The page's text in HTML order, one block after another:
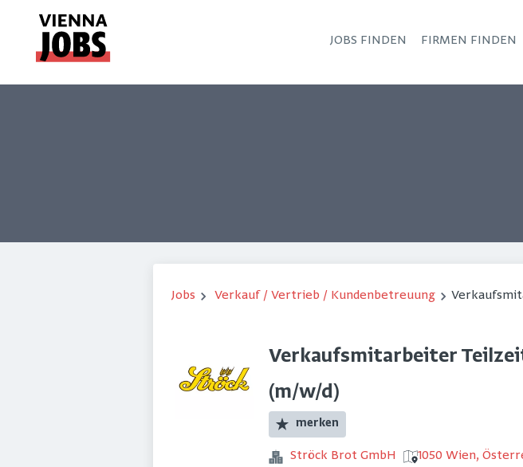
JOBS FINDEN FIRMEN FINDEN
Jobs Verkauf / Vertrieb / Kundenbetreuung
Verkaufsmitarbeiter
(m/w/d)
merken
Ströck Brot GmbH
1050 Wien,